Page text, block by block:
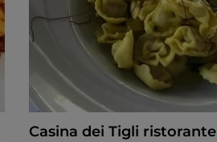
Casina dei Tigli ristorante